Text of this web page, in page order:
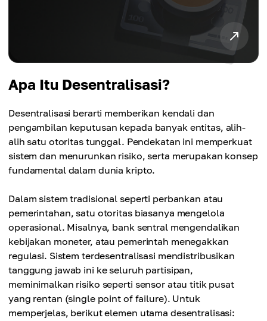
Apa Itu Desentralisasi?
Desentralisasi berarti memberikan kendali dan
pengambilan keputusan kepada banyak entitas, alih-
alih satu otoritas tunggal. Pendekatan ini memperkuat
sistem dan menurunkan risiko, serta merupakan konsep
fundamental dalam dunia kripto.
Dalam sistem tradisional seperti perbankan atau
pemerintahan, satu otoritas biasanya mengelola
operasional. Misalnya, bank sentral mengendalikan
kebijakan moneter, atau pemerintah menegakkan
regulasi. Sistem terdesentralisasi mendistribusikan
tanggung jawab ini ke seluruh partisipan,
meminimalkan risiko seperti sensor atau titik pusat
yang rentan (single point of failure). Untuk
memperjelas, berikut elemen utama desentralisasi: